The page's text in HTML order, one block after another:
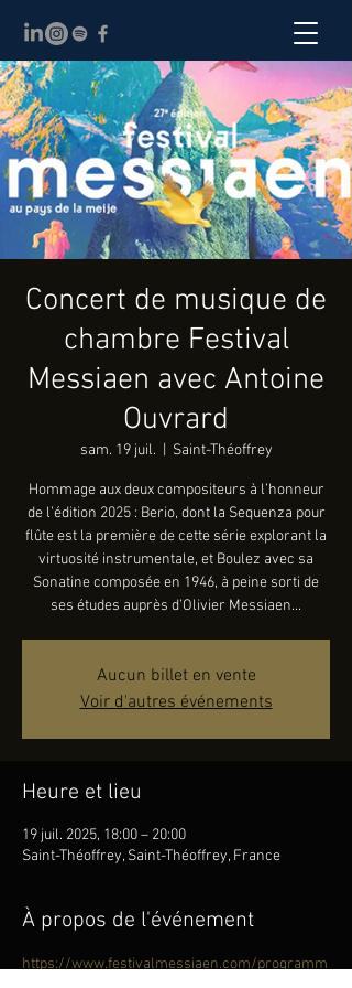
Concert de musique de
chambre Festival
Messiaen avec Antoine
Ouvrard
sam. 19 juil. Saint-Théoffrey
Hommage aux deux compositeurs à l’honneur
de l’édition 2025 : Berio, dont la Sequenza pour
flûte est la première de cette série explorant la
virtuosité instrumentale, et Boulez avec sa
Sonatine composée en 1946, à peine sorti de
ses études auprès d’Olivier Messiaen...
Aucun billet en vente
Voir d'autres événements
Heure et lieu
19 juil. 2025, 18:00 – 20:00
Saint-Théoffrey, Saint-Théoffrey, France
À propos de l'événement
https://www.festivalmessiaen.com/programm